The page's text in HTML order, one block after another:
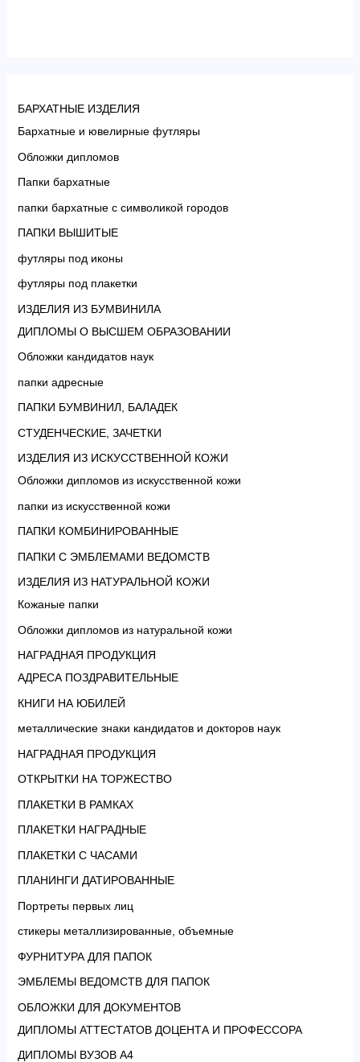
БАРХАТНЫЕ ИЗДЕЛИЯ
Бархатные и ювелирные футляры
Обложки дипломов
Папки бархатные
папки бархатные с символикой городов
ПАПКИ ВЫШИТЫЕ
футляры под иконы
футляры под плакетки
ИЗДЕЛИЯ ИЗ БУМВИНИЛА
ДИПЛОМЫ О ВЫСШЕМ ОБРАЗОВАНИИ
Обложки кандидатов наук
папки адресные
ПАПКИ БУМВИНИЛ, БАЛАДЕК
СТУДЕНЧЕСКИЕ, ЗАЧЕТКИ
ИЗДЕЛИЯ ИЗ ИСКУССТВЕННОЙ КОЖИ
Обложки дипломов из искусственной кожи
папки из искусственной кожи
ПАПКИ КОМБИНИРОВАННЫЕ
ПАПКИ С ЭМБЛЕМАМИ ВЕДОМСТВ
ИЗДЕЛИЯ ИЗ НАТУРАЛЬНОЙ КОЖИ
Кожаные папки
Обложки дипломов из натуральной кожи
НАГРАДНАЯ ПРОДУКЦИЯ
АДРЕСА ПОЗДРАВИТЕЛЬНЫЕ
КНИГИ НА ЮБИЛЕЙ
металлические знаки кандидатов и докторов наук
НАГРАДНАЯ ПРОДУКЦИЯ
ОТКРЫТКИ НА ТОРЖЕСТВО
ПЛАКЕТКИ В РАМКАХ
ПЛАКЕТКИ НАГРАДНЫЕ
ПЛАКЕТКИ С ЧАСАМИ
ПЛАНИНГИ ДАТИРОВАННЫЕ
Портреты первых лиц
стикеры металлизированные, объемные
ФУРНИТУРА ДЛЯ ПАПОК
ЭМБЛЕМЫ ВЕДОМСТВ ДЛЯ ПАПОК
ОБЛОЖКИ ДЛЯ ДОКУМЕНТОВ
ДИПЛОМЫ АТТЕСТАТОВ ДОЦЕНТА И ПРОФЕССОРА
ДИПЛОМЫ ВУЗОВ А4